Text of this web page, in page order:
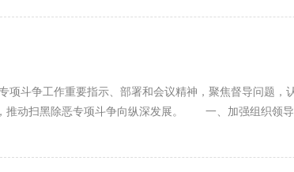
斗争工作重要指示、部署和会议精神，聚焦督导问题，
，推动扫黑除恶专项斗争向纵深发展。 一、加强组织